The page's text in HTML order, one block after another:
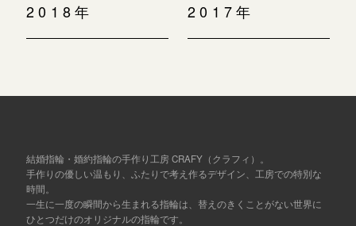
2018年 2017年
結婚指輪・婚約指輪の手作り工房 CRAFY（クラフィ）。
手作りの優しい温もり、ふたりで考え作るデザイン、工房での特別な
時間。
一生に一度の瞬間から生まれる指輪は、替えのきくことがない世界に
ひとつだけのオリジナルの指輪です。